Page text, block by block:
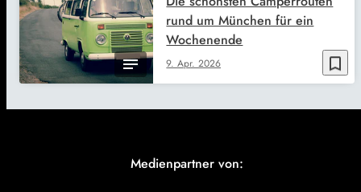
bookmark_border
9. Apr. 2026
rund um München für ein
Wochenende
Medienpartner von: